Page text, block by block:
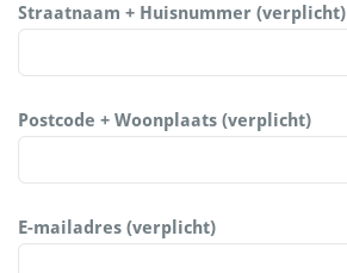
Straatnaam + Huisnummer (verplicht)
Postcode + Woonplaats (verplicht)
E-mailadres (verplicht)